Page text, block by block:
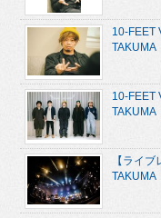
10-FEET
TAKUMA
10-FEET
TAKUMA
【ライ
TAKUMA